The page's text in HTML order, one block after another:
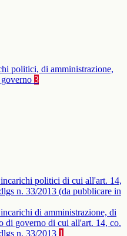
politici, di amministrazione,
3
politici di cui all'art. 14,
n. 33/2013 (da pubblicare in
di amministrazione, di
di governo di cui all'art. 14, co.
n. 33/2013 1